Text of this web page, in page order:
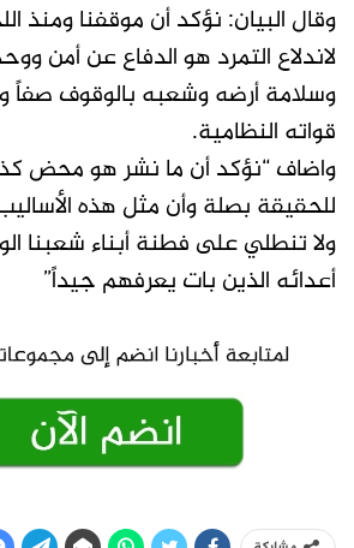
وقال البيان: نؤكد أن موقفنا ومنذ
لاندلاع التمرد هو الدفاع عن أمن
وسلامة أرضه وشعبه بالوقوف صفاً
قواته النظامية.
واضاف “نؤكد أن ما نشر هو محض
للحقيقة بصلة وأن مثل هذه
ولا تنطلي على فطنة أبناء شعبنا
أعدائه الذين بات يعرفهم جيداً”